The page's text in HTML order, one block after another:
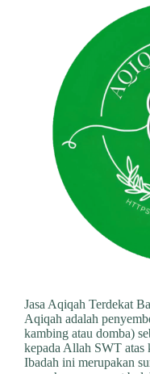
Jasa Aqiqah Terdekat
Aqiqah adalah
kambing atau domba)
kepada Allah SWT atas
Ibadah ini merupakan